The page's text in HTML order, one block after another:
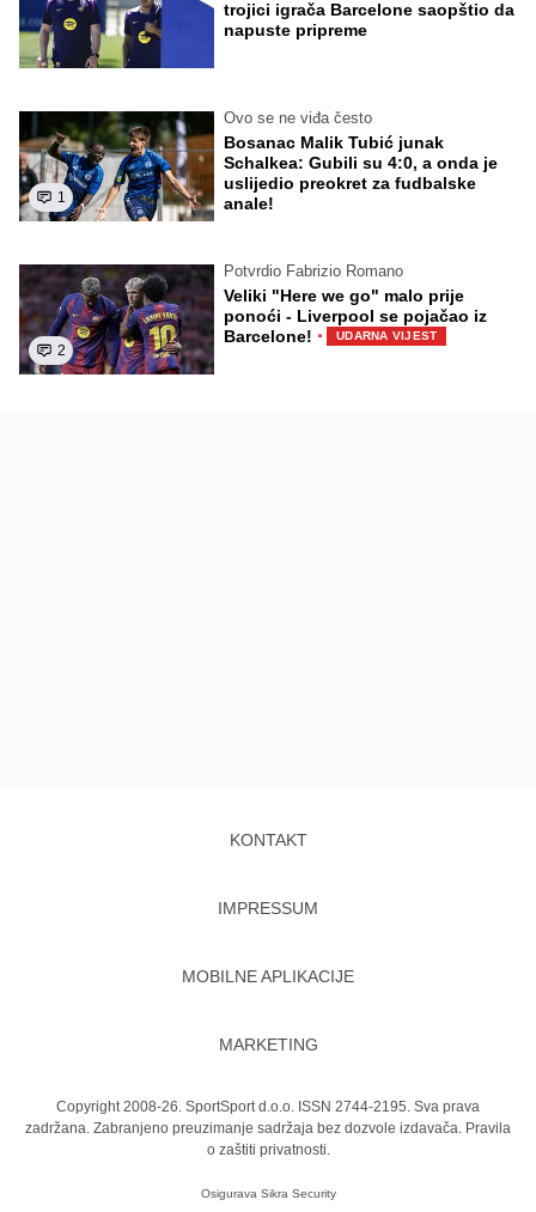
trojici igrača Barcelone saopštio da
napuste pripreme
1
Ovo se ne viđa često
Bosanac Malik Tubić junak
Schalkea: Gubili su 4:0, a onda je
uslijedio preokret za fudbalske
anale!
2
Potvrdio Fabrizio Romano
Veliki "Here we go" malo prije
ponoći - Liverpool se pojačao iz
Barcelone! · UDARNA VIJEST
KONTAKT
IMPRESSUM
MOBILNE APLIKACIJE
MARKETING
Copyright 2008-26. SportSport d.o.o. ISSN 2744-2195. Sva prava
zadržana. Zabranjeno preuzimanje sadržaja bez dozvole izdavača. Pravila
o zaštiti privatnosti.
Osigurava Sikra Security